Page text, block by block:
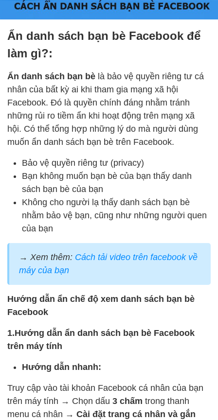
Ẩn danh sách bạn bè Facebook để
làm gì?:
Ẩn danh sách bạn bè là bảo vệ quyền riêng tư cá
nhân của bất kỳ ai khi tham gia mạng xã hội
Facebook. Đó là quyền chính đáng nhằm tránh
những rủi ro tiềm ẩn khi hoạt động trên mạng xã
hội. Có thể tổng hợp những lý do mà người dùng
muốn ẩn danh sách bạn bè trên Facebook.
Bảo vệ quyền riêng tư (privacy)
Bạn không muốn bạn bè của bạn thấy danh
sách bạn bè của bạn
Không cho người lạ thấy danh sách bạn bè
nhằm bảo vệ bạn, cũng như những người quen
của bạn
→ Xem thêm: Cách tải video trên facebook về
máy của bạn
Hướng dẫn ẩn chế độ xem danh sách bạn bè
Facebook
1.Hướng dẫn ẩn danh sách bạn bè Facebook
trên máy tính
Hướng dẫn nhanh:
Truy cập vào tài khoản Facebook cá nhân của bạn
trên máy tính → Chọn dấu 3 chấm trong thanh
menu cá nhân → Cài đặt trang cá nhân và gắn